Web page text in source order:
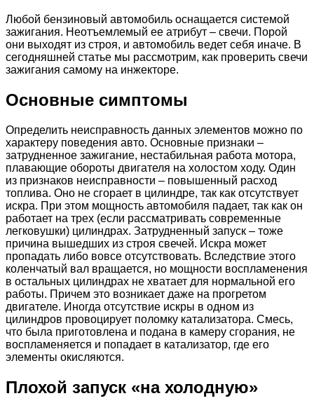
Любой бензиновый автомобиль оснащается системой
зажигания. Неотъемлемый ее атрибут – свечи. Порой
они выходят из строя, и автомобиль ведет себя иначе. В
сегодняшней статье мы рассмотрим, как проверить свечи
зажигания самому на инжекторе.
Основные симптомы
Определить неисправность данных элементов можно по
характеру поведения авто. Основные признаки –
затрудненное зажигание, нестабильная работа мотора,
плавающие обороты двигателя на холостом ходу. Один
из признаков неисправности – повышенный расход
топлива. Оно не сгорает в цилиндре, так как отсутствует
искра. При этом мощность автомобиля падает, так как он
работает на трех (если рассматривать современные
легковушки) цилиндрах. Затрудненный запуск – тоже
причина вышедших из строя свечей. Искра может
пропадать либо вовсе отсутствовать. Вследствие этого
коленчатый вал вращается, но мощности воспламенения
в остальных цилиндрах не хватает для нормальной его
работы. Причем это возникает даже на прогретом
двигателе. Иногда отсутствие искры в одном из
цилиндров провоцирует поломку катализатора. Смесь,
что была приготовлена и подана в камеру сгорания, не
воспламеняется и попадает в катализатор, где его
элементы окисляются.
Плохой запуск «на холодную»